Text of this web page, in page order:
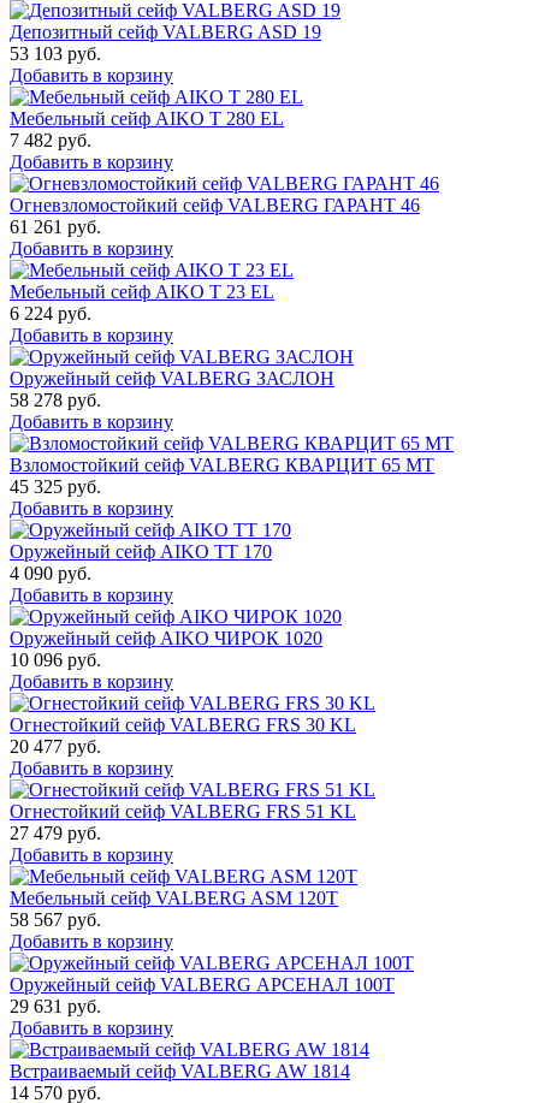
Депозитный сейф VALBERG ASD 19
53 103 руб.
Добавить в корзину
Мебельный сейф AIKO T 280 EL
7 482 руб.
Добавить в корзину
Огневзломостойкий сейф VALBERG ГАРАНТ 46
61 261 руб.
Добавить в корзину
Мебельный сейф AIKO Т 23 EL
6 224 руб.
Добавить в корзину
Оружейный сейф VALBERG ЗАСЛОН
58 278 руб.
Добавить в корзину
Взломостойкий сейф VALBERG КВАРЦИТ 65 МТ
45 325 руб.
Добавить в корзину
Оружейный сейф AIKO TT 170
4 090 руб.
Добавить в корзину
Оружейный сейф AIKO ЧИРОК 1020
10 096 руб.
Добавить в корзину
Огнестойкий сейф VALBERG FRS 30 KL
20 477 руб.
Добавить в корзину
Огнестойкий сейф VALBERG FRS 51 KL
27 479 руб.
Добавить в корзину
Мебельный сейф VALBERG ASM 120T
58 567 руб.
Добавить в корзину
Оружейный сейф VALBERG АРСЕНАЛ 100Т
29 631 руб.
Добавить в корзину
Встраиваемый сейф VALBERG AW 1814
14 570 руб.